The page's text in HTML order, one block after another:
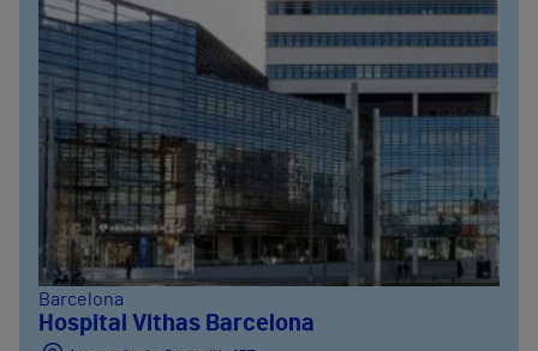
Barcelona
Hospital Vithas Barcelona